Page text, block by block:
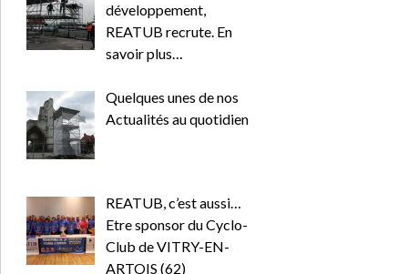
développement,
REATUB recrute. En
savoir plus…
Quelques unes de nos
Actualités au quotidien
REATUB, c’est aussi…
Etre sponsor du Cyclo-
Club de VITRY-EN-
ARTOIS (62)